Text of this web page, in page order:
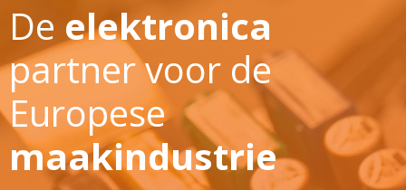
De elektronica
partner voor de
Europese
maakindustrie